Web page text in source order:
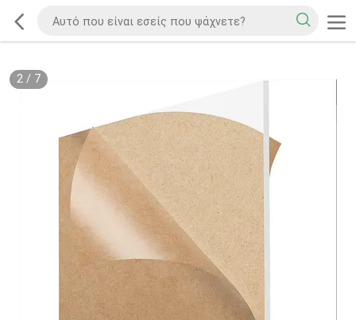
2/ 7